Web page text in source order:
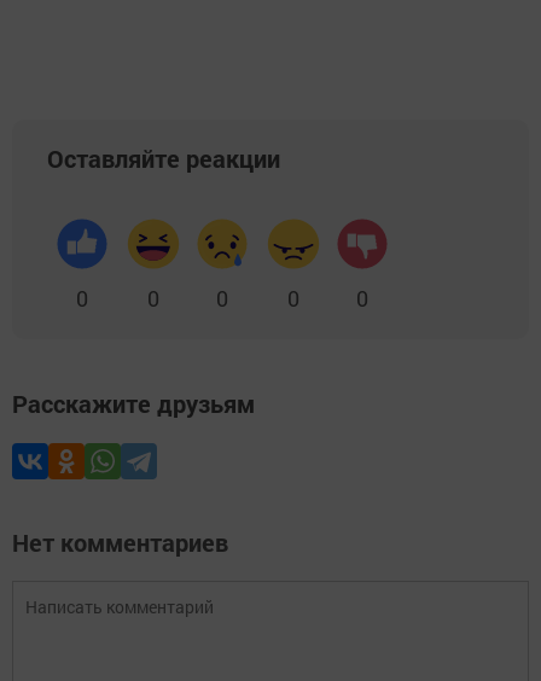
Оставляйте реакции
0 0 0 0 0
Расскажите друзьям
Нет комментариев